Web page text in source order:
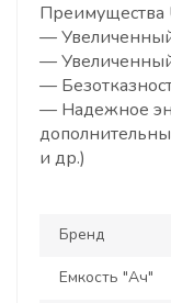
Преимущества
— Увеличенный
—
—
— Надежное
и др.)
Бренд
Емкость "Ач"